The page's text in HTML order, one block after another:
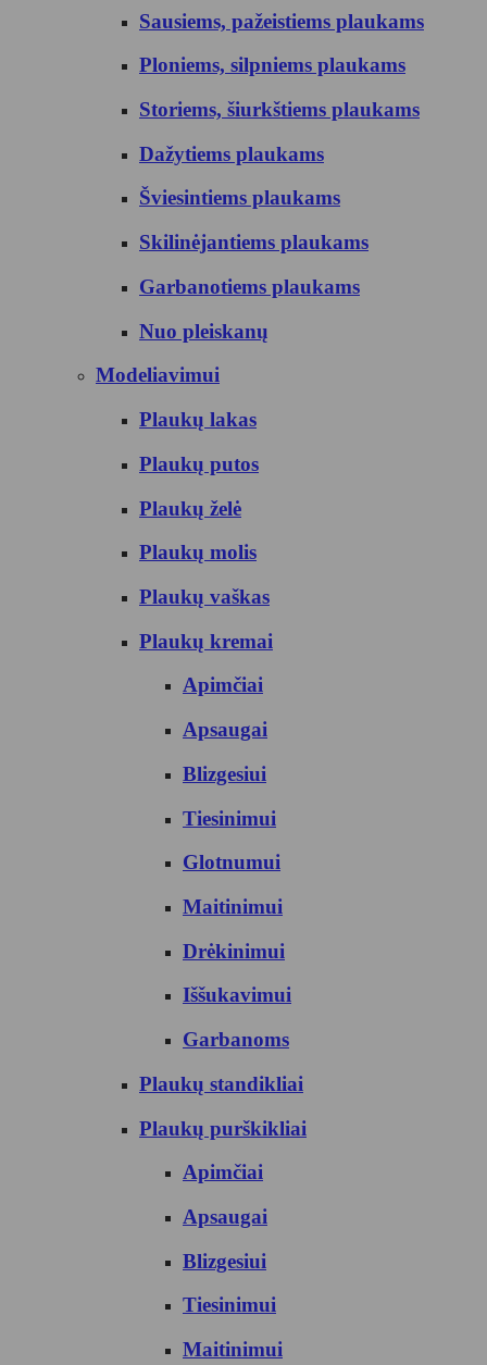
Sausiems, pažeistiems plaukams
Ploniems, silpniems plaukams
Storiems, šiurkštiems plaukams
Dažytiems plaukams
Šviesintiems plaukams
Skilinėjantiems plaukams
Garbanotiems plaukams
Nuo pleiskanų
Modeliavimui
Plaukų lakas
Plaukų putos
Plaukų želė
Plaukų molis
Plaukų vaškas
Plaukų kremai
Apimčiai
Apsaugai
Blizgesiui
Tiesinimui
Glotnumui
Maitinimui
Drėkinimui
Iššukavimui
Garbanoms
Plaukų standikliai
Plaukų purškikliai
Apimčiai
Apsaugai
Blizgesiui
Tiesinimui
Maitinimui